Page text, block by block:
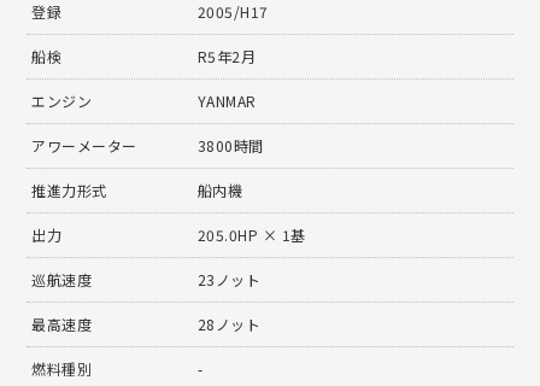
登録 2005/H17
船検 R5年2月
エンジン YANMAR
アワーメーター 3800時間
推進力形式 船内機
出力 205.0HP × 1基
巡航速度 23ノット
最高速度 28ノット
燃料種別 -